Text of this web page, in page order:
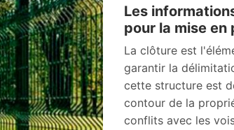
Les
pour la mise
La clôture est
garantir la
cette structure est
contour de la
conflits avec les